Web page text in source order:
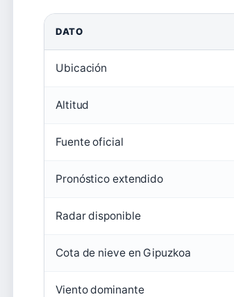
DATO
Ubicación
Altitud
Fuente oficial
Pronóstico extendido
Radar disponible
Cota de nieve en Gipuzkoa
Viento dominante